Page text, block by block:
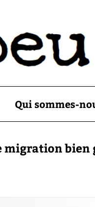
Qui sommes-
migration bien